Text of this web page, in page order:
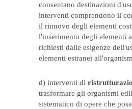
consentano destinazioni
interventi comprendono il
il rinnovo degli elementi
l'inserimento degli elementi
richiesti dalle esigenze
elementi estranei
d) interventi di
trasformare gli organismi
sistematico di opere che